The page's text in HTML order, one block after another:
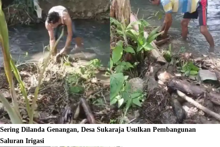
Sering Dilanda Genangan, Desa Sukaraja Usulkan Pembangunan
Saluran Irigasi